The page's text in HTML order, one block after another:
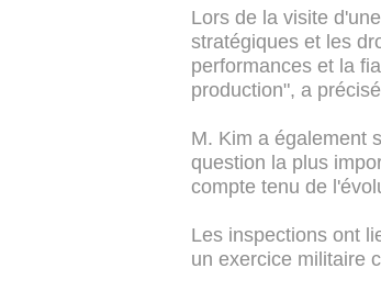
Lors de la visite
stratégiques et les
performances et la
production", a
M. Kim a également
question la plus
compte tenu de
Les inspections ont
un exercice militaire